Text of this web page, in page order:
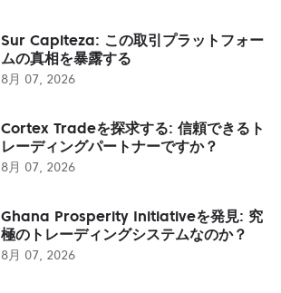
Sur Capiteza: この取引プラットフォー
ムの真相を暴露する
8月 07, 2026
Cortex Tradeを探求する: 信頼できるト
レーディングパートナーですか？
8月 07, 2026
Ghana Prosperity Initiativeを発見: 究
極のトレーディングシステムなのか？
8月 07, 2026